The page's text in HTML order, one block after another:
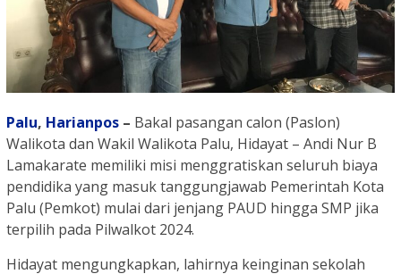
Palu, Harianpos – Bakal pasangan calon (Paslon)
Walikota dan Wakil Walikota Palu, Hidayat – Andi Nur B
Lamakarate memiliki misi menggratiskan seluruh biaya
pendidika yang masuk tanggungjawab Pemerintah Kota
Palu (Pemkot) mulai dari jenjang PAUD hingga SMP jika
terpilih pada Pilwalkot 2024.
Hidayat mengungkapkan, lahirnya keinginan sekolah